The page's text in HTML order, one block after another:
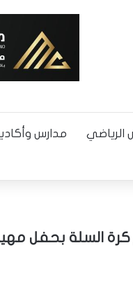
الرياضي مدارس
السلة بحفل